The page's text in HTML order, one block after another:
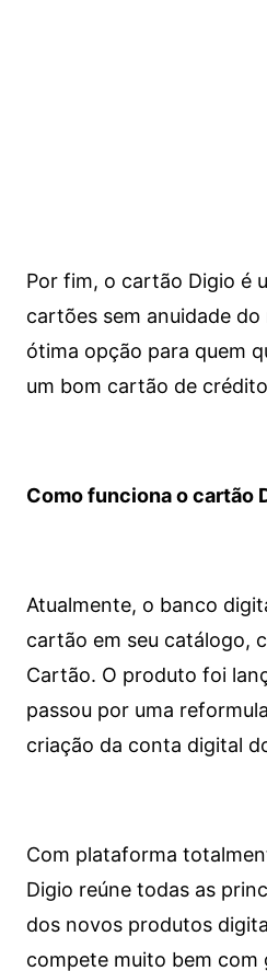
Por fim, o cartão Digio é
cartões sem anuidade do
ótima opção para quem
um bom cartão de
Como funciona o cartão
Atualmente, o banco
cartão em seu catálogo,
Cartão. O produto foi
passou por uma
criação da conta digital
Com plataforma
Digio reúne todas as
dos novos produtos
compete muito bem com